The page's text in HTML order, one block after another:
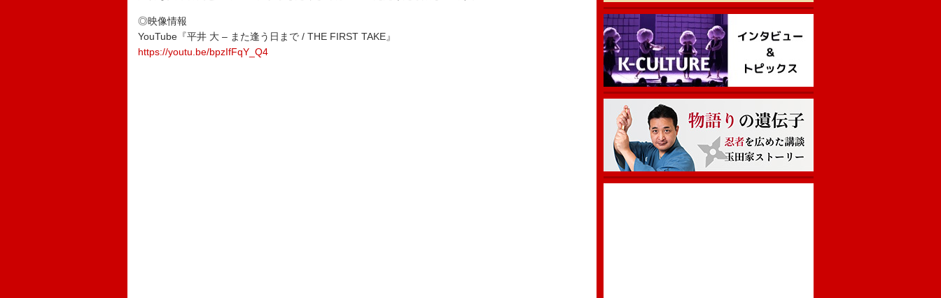
◎映像情報
YouTube『平井 大 – また逢う日まで / THE FIRST TAKE』
https://youtu.be/bpzIfFqY_Q4